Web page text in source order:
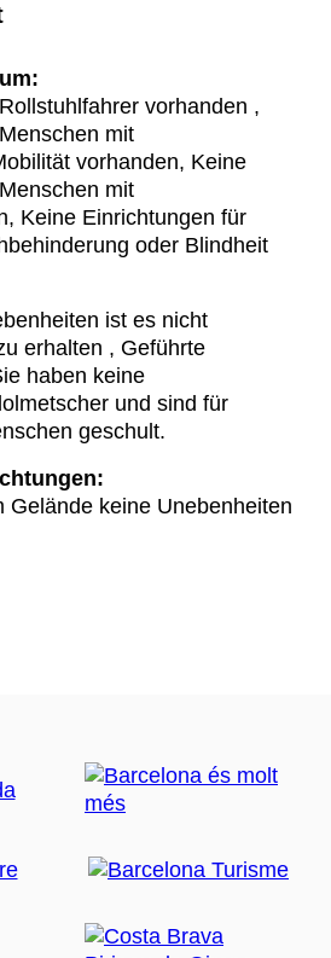
vorhanden ,
mit
vorhanden, Keine
mit
Keine Einrichtungen für
oder Blindheit
ist es nicht
erhalten , Geführte
haben keine
und sind für
geschult.
Gelände keine Unebenheiten